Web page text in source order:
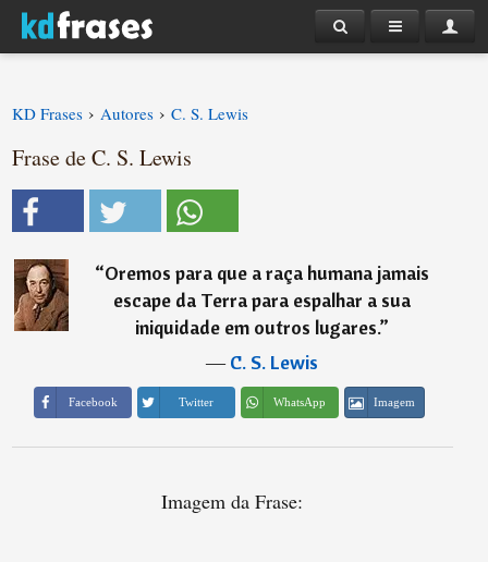
KD Frases › Autores › C. S. Lewis
Frase de C. S. Lewis
“Oremos para que a raça humana jamais
escape da Terra para espalhar a sua
iniquidade em outros lugares.”
―C. S. Lewis
Facebook Twitter WhatsApp Imagem
Imagem da Frase: